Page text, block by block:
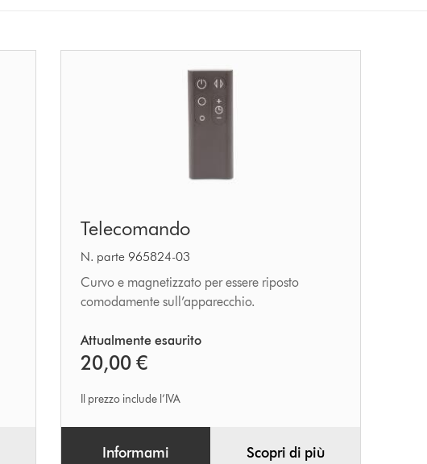
Telecomando
N. parte 965824-03
Curvo e magnetizzato per essere riposto
comodamente sull’apparecchio.
Attualmente esaurito
20,00 €
Il prezzo include l’IVA
Informami Scopri di più